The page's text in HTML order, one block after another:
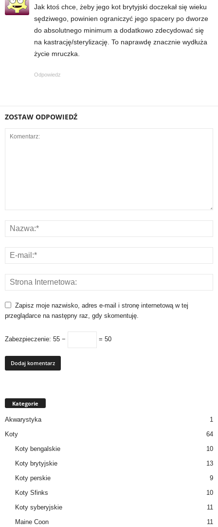
Jak ktoś chce, żeby jego kot brytyjski doczekał się wieku
sędziwego, powinien ograniczyć jego spacery po dworze
do absolutnego minimum a dodatkowo zdecydować się
na kastrację/sterylizację. To naprawdę znacznie wydłuża
życie mruczka.
Odpowiedz
ZOSTAW ODPOWIEDŹ
Zapisz moje nazwisko, adres e-mail i stronę internetową w tej
przeglądarce na następny raz, gdy skomentuję.
Zabezpieczenie: 55 − = 50
Kategorie
Akwarystyka
1
Koty
64
Koty bengalskie
10
Koty brytyjskie
13
Koty perskie
9
Koty Sfinks
10
Koty syberyjskie
11
Maine Coon
11